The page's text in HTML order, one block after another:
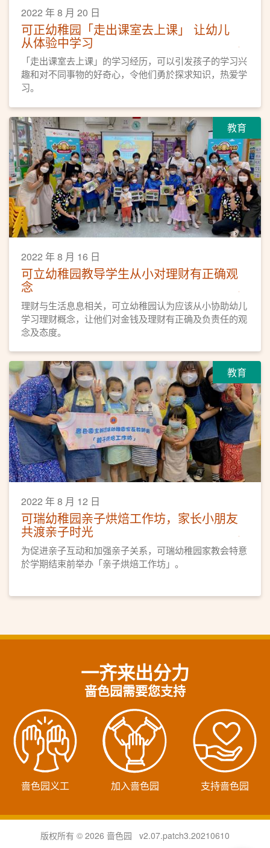
2022 年 8 月 20 日
可正幼稚园「走出课室去上课」 让幼儿
从体验中学习
「走出课室去上课」的学习经历，可以引发孩子的学习兴
趣和对不同事物的好奇心，令他们勇於探求知识，热爱学
习。
教育
2022 年 8 月 16 日
可立幼稚园教导学生从小对理财有正确观
念
理财与生活息息相关，可立幼稚园认为应该从小协助幼儿
学习理财概念，让他们对金钱及理财有正确及负责任的观
念及态度。
教育
2022 年 8 月 12 日
可瑞幼稚园亲子烘焙工作坊，家长小朋友
共渡亲子时光
为促进亲子互动和加强亲子关系，可瑞幼稚园家教会特意
於学期结束前举办「亲子烘焙工作坊」。
一齐来出分力
啬色园需要您支持
啬色园义工 加入啬色园 支持啬色园
版权所有 © 2026 啬色园 v2.07.patch3.20210610